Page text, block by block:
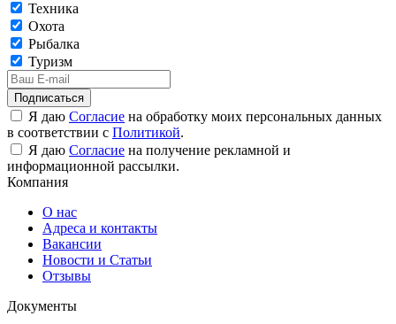
Техника
Охота
Рыбалка
Туризм
Подписаться
Я даю Согласие на обработку моих персональных данных
в соответствии с Политикой.
Я даю Согласие на получение рекламной и
информационной рассылки.
Компания
О нас
Адреса и контакты
Вакансии
Новости и Статьи
Отзывы
Документы